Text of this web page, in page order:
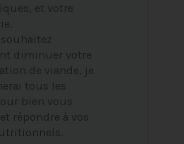
et votre
diminuer votre
de viande, je
tous les
bien vous
répondre à vos